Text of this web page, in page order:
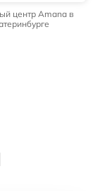
центр Amana в